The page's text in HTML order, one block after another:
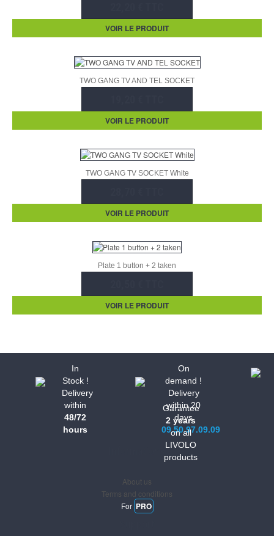
VOIR LE PRODUIT
TWO GANG TV AND TEL SOCKET
VOIR LE PRODUIT
TWO GANG TV SOCKET White
VOIR LE PRODUIT
Plate 1 button + 2 taken
VOIR LE PRODUIT
In
Stock !
Delivery
within
48/72
hours
On
demand !
Delivery
within 20
days
09.50.97.09.09
Garantee
2 years
on all
LIVOLO
products
About us
Terms and conditions
For PRO